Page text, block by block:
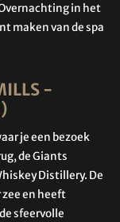
in het
maken van de spa
-
je een bezoek
de Giants
Distillery. De
en heeft
sfeervolle